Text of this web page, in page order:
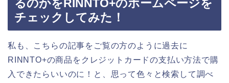
るのかをRINNTO+のホームページを
チェックしてみた！
私も、こちらの記事をご覧の方のように過去に
RINNTO+の商品をクレジットカードの支払い方法で購
入できたらいいのに！と、思って色々と検索して調べ